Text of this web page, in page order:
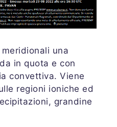
una
in quota e con
convettiva. Viene
regioni ioniche ed
grandine